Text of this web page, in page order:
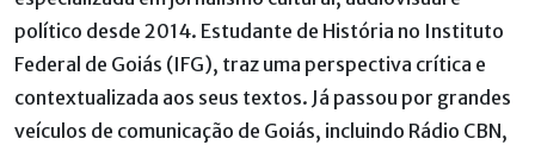
político desde 2014. Estudante de História no Instituto
Federal de Goiás (IFG), traz uma perspectiva crítica e
contextualizada aos seus textos. Já passou por grandes
veículos de comunicação de Goiás, incluindo Rádio CBN,